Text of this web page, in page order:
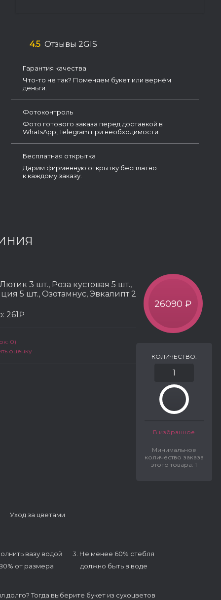
4.5 Отзывы 2GIS
Гарантия качества
Что-то не так? Поменяем букет или вернём
деньги.
Фотоконтроль
Фото готового заказа перед доставкой в
WhatsApp, Telegram при необходимости.
Бесплатная открытка
Дарим фирменную открытку бесплатно
к каждому заказу.
Лютик 3 шт., Роза кустовая 5 шт.,
5 шт., Озотамнус, Эвкалипт 2
261₽
0)
оценку
26090 ₽
КОЛИЧЕСТВО:
В избранное
Минимальное
количество заказа
этого товара: 1
Уход за цветами
вазу водой
от размера
3. Не менее 60% стебля
должно быть в воде
долго? Тогда выберите букет из сухоцветов